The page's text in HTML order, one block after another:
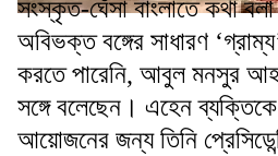
সংস্কৃত-ঘেঁসা বাংলাতে কথা
অবিভক্ত বঙ্গের সাধারণ
করতে পারেনি, আবুল মনসুর
সঙ্গে বলেছেন। এহেন
আয়োজনের জন্য তিনি